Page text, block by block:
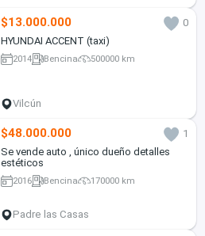
$13.000.000
0
HYUNDAI ACCENT (taxi)
2014 Bencina 500000 km
Vilcún
$48.000.000
1
Se vende auto , único dueño detalles
estéticos
2016 Bencina 170000 km
Padre las Casas